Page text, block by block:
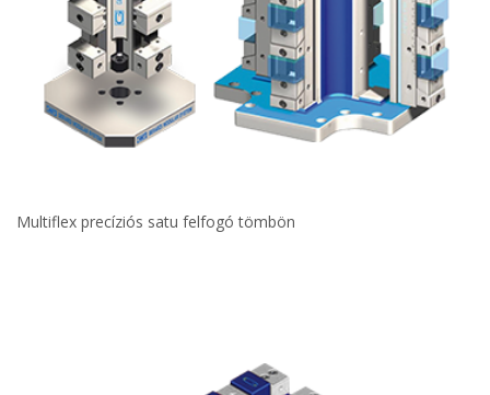
Multiflex precíziós satu felfogó tömbön